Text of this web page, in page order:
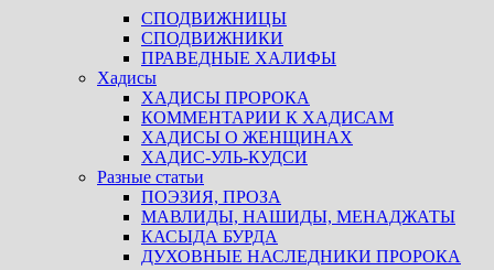
СПОДВИЖНИЦЫ
СПОДВИЖНИКИ
ПРАВЕДНЫЕ ХАЛИФЫ
Хадисы
ХАДИСЫ ПРОРОКА
КОММЕНТАРИИ К ХАДИСАМ
ХАДИСЫ О ЖЕНЩИНАХ
ХАДИС-УЛЬ-КУДСИ
Разные статьи
ПОЭЗИЯ, ПРОЗА
МАВЛИДЫ, НАШИДЫ, МЕНАДЖАТЫ
КАСЫДА БУРДА
ДУХОВНЫЕ НАСЛЕДНИКИ ПРОРОКА